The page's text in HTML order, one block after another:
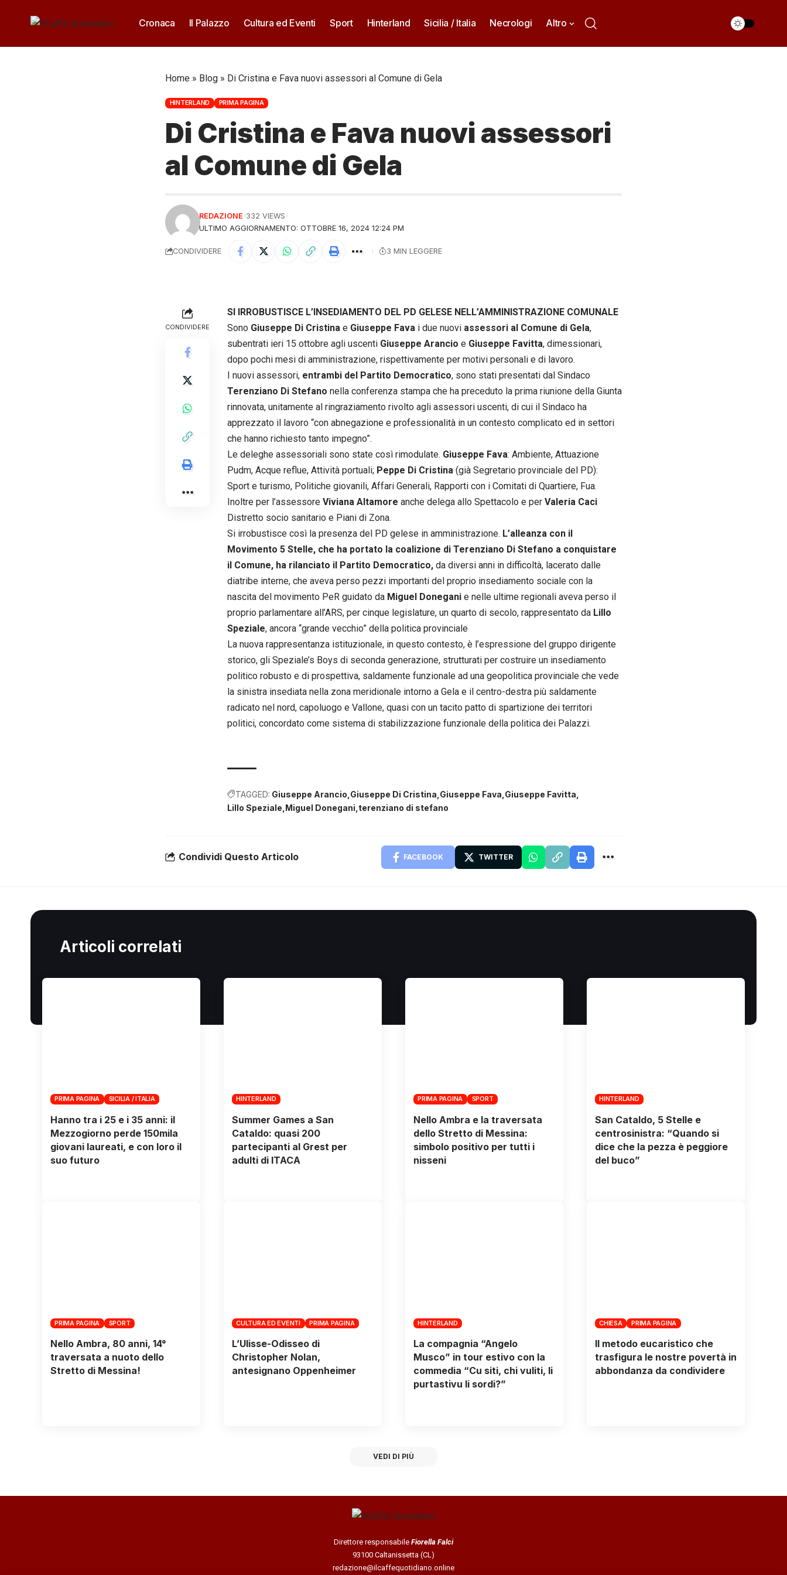
Cronaca Il Palazzo Cultura ed Eventi Sport Hinterland Sicilia / Italia Necrologi Altro
Home » Blog » Di Cristina e Fava nuovi assessori al Comune di Gela
HINTERLAND PRIMA PAGINA
Di Cristina e Fava nuovi assessori
al Comune di Gela
ULTIMO AGGIORNAMENTO: OTTOBRE 16, 2024 12:24 PM
REDAZIONE 332 VIEWS
CONDIVIDERE 3 MIN LEGGERE
CONDIVIDERE
SI IRROBUSTISCE L’INSEDIAMENTO DEL PD GELESE NELL’AMMINISTRAZIONE COMUNALE
Sono Giuseppe Di Cristina e Giuseppe Fava i due nuovi assessori al Comune di Gela,
subentrati ieri 15 ottobre agli uscenti Giuseppe Arancio e Giuseppe Favitta, dimessionari,
dopo pochi mesi di amministrazione, rispettivamente per motivi personali e di lavoro.
I nuovi assessori, entrambi del Partito Democratico, sono stati presentati dal Sindaco
Terenziano Di Stefano nella conferenza stampa che ha preceduto la prima riunione della Giunta
rinnovata, unitamente al ringraziamento rivolto agli assessori uscenti, di cui il Sindaco ha
apprezzato il lavoro “con abnegazione e professionalità in un contesto complicato ed in settori
che hanno richiesto tanto impegno”.
Le deleghe assessoriali sono state così rimodulate. Giuseppe Fava: Ambiente, Attuazione
Pudm, Acque reflue, Attività portuali; Peppe Di Cristina (già Segretario provinciale del PD):
Sport e turismo, Politiche giovanili, Affari Generali, Rapporti con i Comitati di Quartiere, Fua.
Inoltre per l’assessore Viviana Altamore anche delega allo Spettacolo e per Valeria Caci
Distretto socio sanitario e Piani di Zona.
Si irrobustisce così la presenza del PD gelese in amministrazione. L’alleanza con il
Movimento 5 Stelle, che ha portato la coalizione di Terenziano Di Stefano a conquistare
il Comune, ha rilanciato il Partito Democratico, da diversi anni in difficoltà, lacerato dalle
diatribe interne, che aveva perso pezzi importanti del proprio insediamento sociale con la
nascita del movimento PeR guidato da Miguel Donegani e nelle ultime regionali aveva perso il
proprio parlamentare all’ARS, per cinque legislature, un quarto di secolo, rappresentato da Lillo
Speziale, ancora “grande vecchio” della politica provinciale
La nuova rappresentanza istituzionale, in questo contesto, è l’espressione del gruppo dirigente
storico, gli Speziale’s Boys di seconda generazione, strutturati per costruire un insediamento
politico robusto e di prospettiva, saldamente funzionale ad una geopolitica provinciale che vede
la sinistra insediata nella zona meridionale intorno a Gela e il centro-destra più saldamente
radicato nel nord, capoluogo e Vallone, quasi con un tacito patto di spartizione dei territori
politici, concordato come sistema di stabilizzazione funzionale della politica dei Palazzi.
TAGGED: Giuseppe Arancio Giuseppe Di Cristina Giuseppe Fava Giuseppe Favitta
Lillo Speziale Miguel Donegani terenziano di stefano
Condividi Questo Articolo FACEBOOK TWITTER
Articoli correlati
PRIMA PAGINA SICILIA / ITALIA
Hanno tra i 25 e i 35 anni: il
Mezzogiorno perde 150mila
giovani laureati, e con loro il
suo futuro
HINTERLAND
Summer Games a San
Cataldo: quasi 200
partecipanti al Grest per
adulti di ITACA
PRIMA PAGINA SPORT
Nello Ambra e la traversata
dello Stretto di Messina:
simbolo positivo per tutti i
nisseni
HINTERLAND
San Cataldo, 5 Stelle e
centrosinistra: “Quando si
dice che la pezza è peggiore
del buco”
PRIMA PAGINA SPORT
Nello Ambra, 80 anni, 14°
traversata a nuoto dello
Stretto di Messina!
CULTURA ED EVENTI PRIMA PAGINA
L’Ulisse-Odisseo di
Christopher Nolan,
antesignano Oppenheimer
HINTERLAND
La compagnia “Angelo
Musco” in tour estivo con la
commedia “Cu siti, chi vuliti, li
purtastivu li sordi?”
CHIESA PRIMA PAGINA
Il metodo eucaristico che
trasfigura le nostre povertà in
abbondanza da condividere
VEDI DI PIÙ
Direttore responsabile Fiorella Falci
93100 Caltanissetta (CL)
redazione@ilcaffequotidiano.online